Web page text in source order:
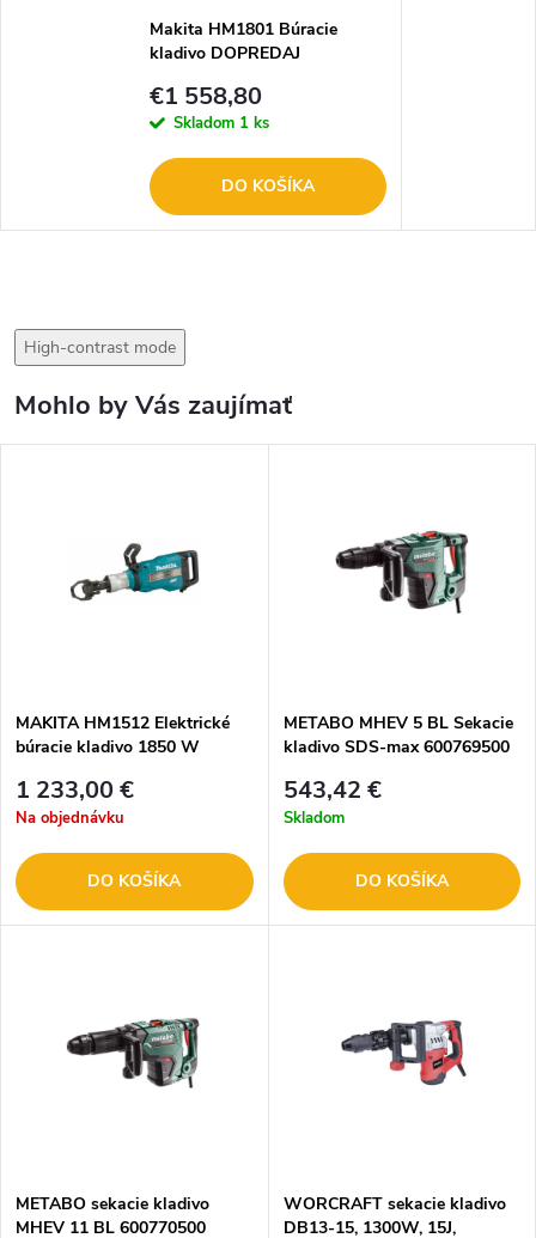
Makita HM1801 Búracie
kladivo DOPREDAJ
€1 558,80
Skladom 1 ks
DO KOŠÍKA
High-contrast mode
Mohlo by Vás zaujímať
MAKITA HM1512 Elektrické
búracie kladivo 1850 W
1 233,00 €
Na objednávku
DO KOŠÍKA
METABO MHEV 5 BL Sekacie
kladivo SDS-max 600769500
543,42 €
Skladom
DO KOŠÍKA
METABO sekacie kladivo
MHEV 11 BL 600770500
WORCRAFT sekacie kladivo
DB13-15, 1300W, 15J,